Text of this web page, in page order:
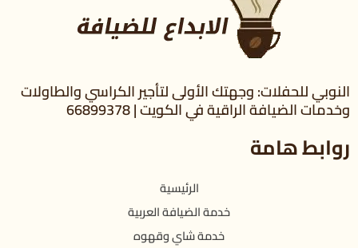
النوبي للحفلات: وجهتك الأولى لتأجير الكراسي والطاولات
وخدمات الضيافة الراقية في الكويت | 66899378
روابط هامة
الرئيسية
خدمة الضيافة العربية
خدمة شاي وقهوه